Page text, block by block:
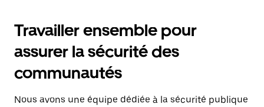
Travailler ensemble pour
assurer la sécurité des
communautés
Nous avons une équipe dédiée à la sécurité publique